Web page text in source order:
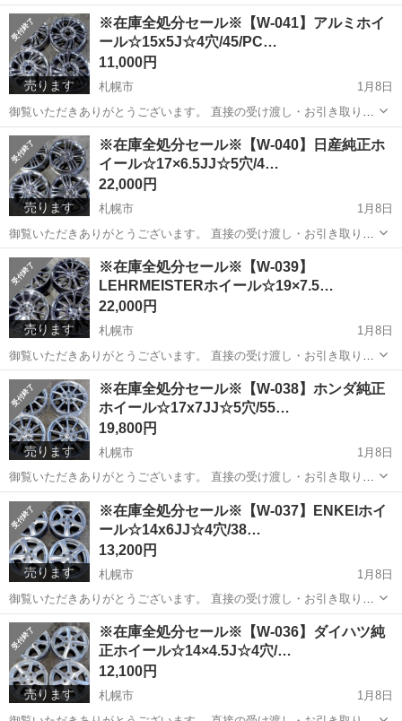
歓迎です！ 中古ホイール16インチ：4本セット ▼商品詳細 製品
名・・・トヨタ純正 サイズ・・・16x7JJ ボルト穴数・・・6穴 イン
セ...
北海道 札幌市 タイヤ、ホイール
売ります
※在庫全処分セール※【W-041】アルミホイ
ール☆15x5J☆4穴/45/PC…
11,000円
札幌市
1月8日
御覧いただきありがとうございます。 直接の受け渡し・お引き取り大
歓迎です！ 中古ホイール15インチ：4本セット ▼商品詳細 製品名 サ
イズ・・・15x5J ボルト穴数・・・4穴 インセット（オフセット...
北海道 札幌市 タイヤ、ホイール ホイール
売ります
※在庫全処分セール※【W-040】日産純正ホ
イール☆17×6.5JJ☆5穴/4…
22,000円
札幌市
1月8日
御覧いただきありがとうございます。 直接の受け渡し・お引き取り大
歓迎です！ 中古ホイール17インチ：4本セット ▼商品詳細 製品
名・・・日産純正 AUTECH（オーテック） サイズ・・・17×6.5JJ
...
北海道 札幌市 タイヤ、ホイール ホイール
売ります
※在庫全処分セール※【W-039】
LEHRMEISTERホイール☆19×7.5…
22,000円
札幌市
1月8日
御覧いただきありがとうございます。 直接の受け渡し・お引き取り大
歓迎です！ 中古ホイール19インチ：4本セット ▼商品詳細 製品
名・・・LEHRMEISTER（レアマイスター） サイズ・・・19×7.5J ...
北海道 札幌市 タイヤ、ホイール LEHRMEISTER
売ります
※在庫全処分セール※【W-038】ホンダ純正
ホイール☆17x7JJ☆5穴/55…
19,800円
札幌市
1月8日
御覧いただきありがとうございます。 直接の受け渡し・お引き取り大
歓迎です！ 中古ホイール17インチ：4本セット ▼商品詳細 製品
名・・・ホンダ純正 サイズ・・・17x7JJ ボルト穴数・・・5穴 イン
セ...
北海道 札幌市 タイヤ、ホイール
売ります
※在庫全処分セール※【W-037】ENKEIホイ
ール☆14x6JJ☆4穴/38…
13,200円
札幌市
1月8日
御覧いただきありがとうございます。 直接の受け渡し・お引き取り大
歓迎です！ 中古ホイール14インチ：4本セット ▼商品詳細 製品
名・・・ENKEI（エンケイ） RIVAZZA（リバッツァ） サイズ・・・
14...
北海道 札幌市 タイヤ、ホイール
売ります
※在庫全処分セール※【W-036】ダイハツ純
正ホイール☆14×4.5J☆4穴/…
12,100円
札幌市
1月8日